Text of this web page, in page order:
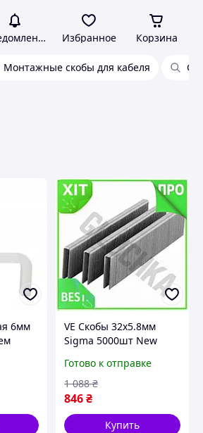
Избранное Корзина
Монтажные скобы для кабеля
6мм
VE Скобы 32x5.8мм
Sigma 5000шт New
пневмостеплера
монтажные крепежные
изделия для мебели
N6W_VER
Готово к отправке
846₴
1 088 ₴
Купить